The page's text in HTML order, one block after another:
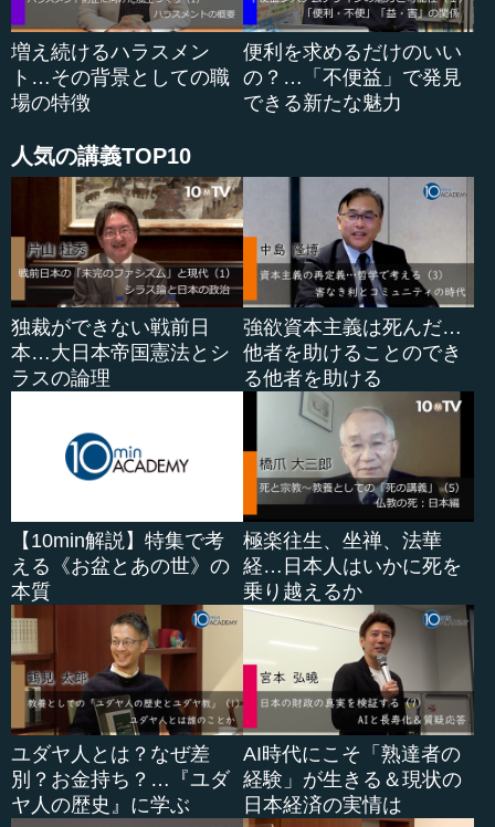
増え続けるハラスメン
ト…その背景としての職
場の特徴
便利を求めるだけのいい
の？…「不便益」で発見
できる新たな魅力
人気の講義TOP10
独裁ができない戦前日
本…大日本帝国憲法とシ
ラスの論理
強欲資本主義は死んだ…
他者を助けることのでき
る他者を助ける
【10min解説】特集で考
える《お盆とあの世》の
本質
極楽往生、坐禅、法華
経…日本人はいかに死を
乗り越えるか
ユダヤ人とは？なぜ差
別？お金持ち？…『ユダ
ヤ人の歴史』に学ぶ
AI時代にこそ「熟達者の
経験」が生きる＆現状の
日本経済の実情は